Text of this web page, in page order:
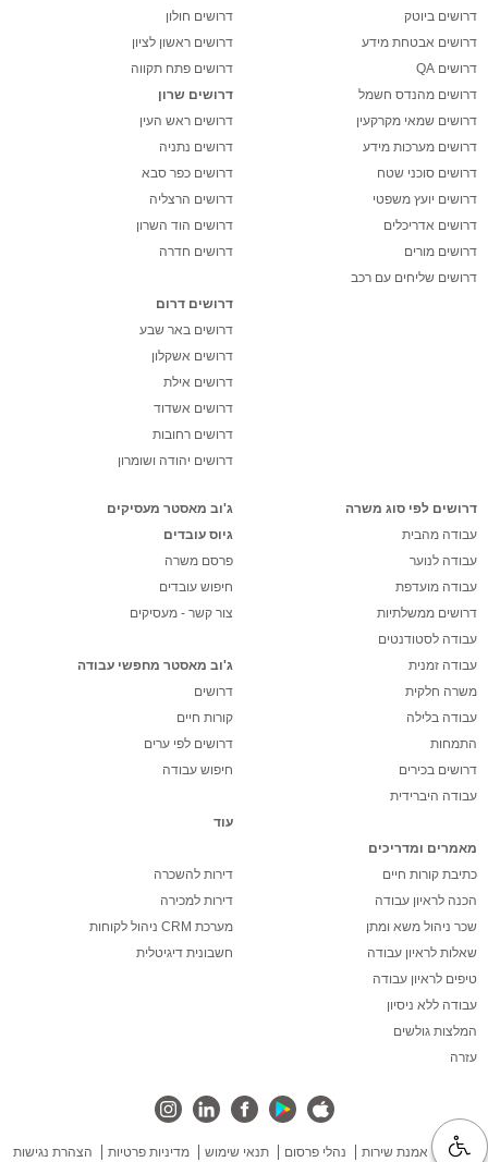
דרושים ביוטק
דרושים אבטחת מידע
דרושים QA
דרושים מהנדס חשמל
דרושים שמאי מקרקעין
דרושים מערכות מידע
דרושים סוכני שטח
דרושים יועץ משפטי
דרושים אדריכלים
דרושים מורים
דרושים שליחים עם רכב
דרושים חולון
דרושים ראשון לציון
דרושים פתח תקווה
דרושים שרון
דרושים ראש העין
דרושים נתניה
דרושים כפר סבא
דרושים הרצליה
דרושים הוד השרון
דרושים חדרה
דרושים דרום
דרושים באר שבע
דרושים אשקלון
דרושים אילת
דרושים אשדוד
דרושים רחובות
דרושים יהודה ושומרון
דרושים לפי סוג משרה
עבודה מהבית
עבודה לנוער
עבודה מועדפת
דרושים ממשלתיות
עבודה לסטודנטים
עבודה זמנית
משרה חלקית
עבודה בלילה
התמחות
דרושים בכירים
עבודה היברידית
מאמרים ומדריכים
כתיבת קורות חיים
הכנה לראיון עבודה
שכר ניהול משא ומתן
שאלות לראיון עבודה
טיפים לראיון עבודה
עבודה ללא ניסיון
המלצות גולשים
עזרה
ג'וב מאסטר מעסיקים
גיוס עובדים
פרסם משרה
חיפוש עובדים
צור קשר - מעסיקים
ג'וב מאסטר מחפשי עבודה
דרושים
קורות חיים
דרושים לפי ערים
חיפוש עבודה
עוד
דירות להשכרה
דירות למכירה
מערכת CRM ניהול לקוחות
חשבונית דיגיטלית
אודות אמנת שירות נהלי פרסום תנאי שימוש מדיניות פרטיות הצהרת נגישות